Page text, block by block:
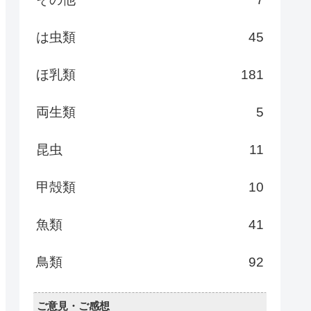
は虫類 45
ほ乳類 181
両生類 5
昆虫 11
甲殻類 10
魚類 41
鳥類 92
ご意見・ご感想